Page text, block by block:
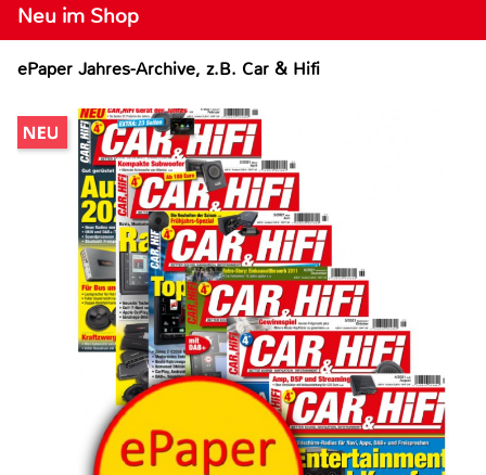
Neu im Shop
ePaper Jahres-Archive, z.B. Car & Hifi